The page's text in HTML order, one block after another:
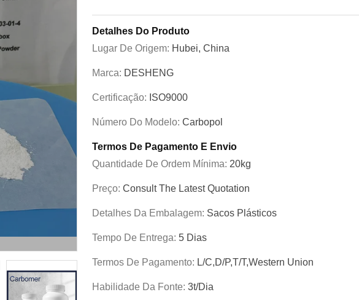
Detalhes Do Produto
Lugar De Origem: Hubei, China
Marca: DESHENG
Certificação: ISO9000
Número Do Modelo: Carbopol
Termos De Pagamento E Envio
Quantidade De Ordem Mínima: 20kg
Preço: Consult The Latest Quotation
Detalhes Da Embalagem: Sacos Plásticos
Tempo De Entrega: 5 Dias
Termos De Pagamento: L/C,D/P,T/T,Western Union
Habilidade Da Fonte: 3t/dia